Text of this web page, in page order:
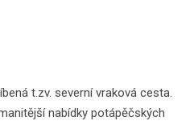
t.zv. severní vraková cesta.
nabídky potápěčských